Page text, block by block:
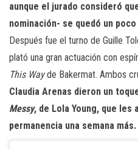
aunque el jurado consideró
nominación- se quedó un
Después fue el turno de Guille
plató una gran actuación con
This Wayde Bakermat. Ambos
Claudia Arenas dieron un
Messy, de Lola Young, que les
permanencia una semana más.